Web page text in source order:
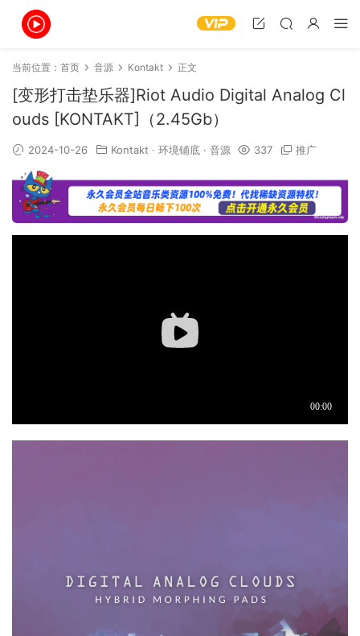
当前位置： 首页 音源 Kontakt 正文
[变形打击垫乐器]Riot Audio Digital Analog Cl
ouds [KONTAKT]（2.45Gb）
2024-10-26 Kontakt · 环境铺底 · 音源 337 推广